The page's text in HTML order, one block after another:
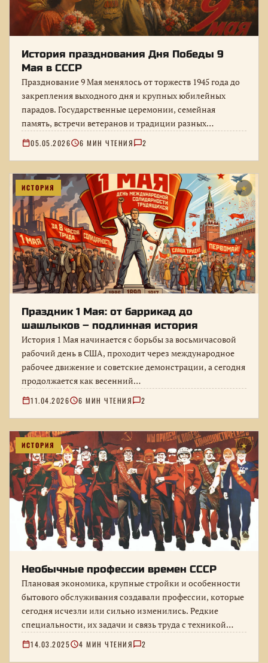
История празднования Дня Победы 9
Мая в СССР
Празднование 9 Мая менялось от торжеств 1945 года до
закрепления выходного дня и крупных юбилейных
парадов. Государственные церемонии, семейная
память, встречи ветеранов и традиции разных…
05.05.2026 6 МИН ЧТЕНИЯ 2
ИСТОРИЯ ★
Праздник 1 Мая: от баррикад до
шашлыков – подлинная история
История 1 Мая начинается с борьбы за восьмичасовой
рабочий день в США, проходит через международное
рабочее движение и советские демонстрации, а сегодня
продолжается как весенний…
11.04.2026 6 МИН ЧТЕНИЯ 2
ИСТОРИЯ ★
Необычные профессии времен СССР
Плановая экономика, крупные стройки и особенности
бытового обслуживания создавали профессии, которые
сегодня исчезли или сильно изменились. Редкие
специальности, их задачи и связь труда с техникой…
14.03.2025 4 МИН ЧТЕНИЯ 2